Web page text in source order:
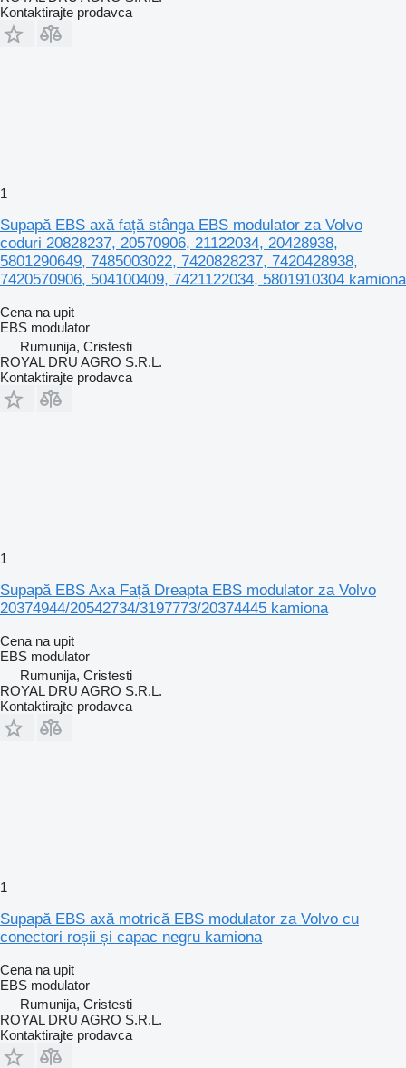
Kontaktirajte prodavca
1
Supapă EBS axă față stânga EBS modulator za Volvo
coduri 20828237, 20570906, 21122034, 20428938,
5801290649, 7485003022, 7420828237, 7420428938,
7420570906, 504100409, 7421122034, 5801910304 kamiona
Cena na upit
EBS modulator
Rumunija, Cristesti
ROYAL DRU AGRO S.R.L.
Kontaktirajte prodavca
1
Supapă EBS Axa Față Dreapta EBS modulator za Volvo
20374944/20542734/3197773/20374445 kamiona
Cena na upit
EBS modulator
Rumunija, Cristesti
ROYAL DRU AGRO S.R.L.
Kontaktirajte prodavca
1
Supapă EBS axă motrică EBS modulator za Volvo cu
conectori roșii și capac negru kamiona
Cena na upit
EBS modulator
Rumunija, Cristesti
ROYAL DRU AGRO S.R.L.
Kontaktirajte prodavca